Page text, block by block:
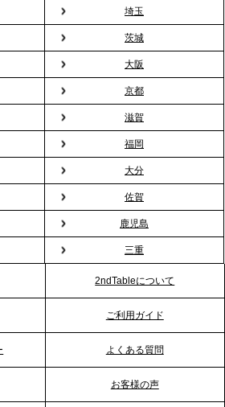
案内｜「室内お花見」の法人利
増。オフィスに桜が届く福利厚生
案内｜オフィスが「１日限定の
・社内交流を格上げする《出張
ビスを開始
案内｜もう「義理チョコ」で悩
ンタインをケータリングで“福利
効く新スタイルを提案
NEWS」で、2ndTable「恵方
が紹介されました
埼玉
茨城
大阪
京都
滋賀
福岡
大分
佐賀
鹿児島
三重
2ndTableについて
ご利用ガイド
よくある質問
お客様の声